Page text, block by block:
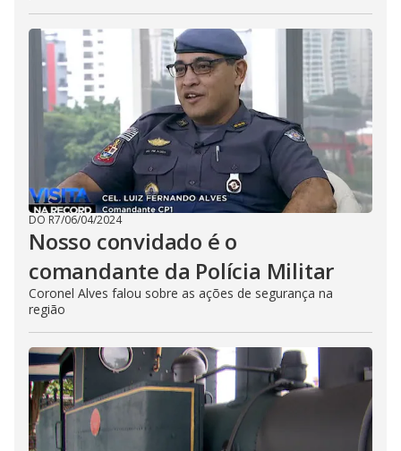
DO R7/06/04/2024
Nosso convidado é o
comandante da Polícia Militar
Coronel Alves falou sobre as ações de segurança na
região